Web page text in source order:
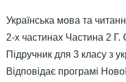
Українська мова та
2-х частинах Частина 2 Г.
Підручник для 3 класу з
Відповідає програмі